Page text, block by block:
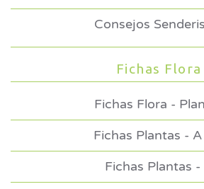
Consejos
Fichas Flora
Fichas Flora -
Fichas Plantas - A
Fichas Plantas -